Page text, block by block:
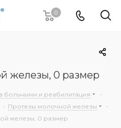
0
железы, 0 размер
больными и реабилитация
-
- Протезы молочной железы
-
железы, 0 размер